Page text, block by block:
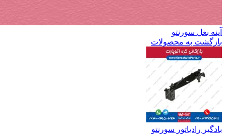
آینه بغل سورنتو
بازگشت به محصولات
بادگیر رادیاتور سورنتو